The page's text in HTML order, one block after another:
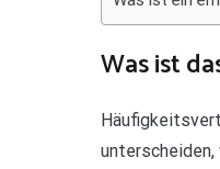
Was ist